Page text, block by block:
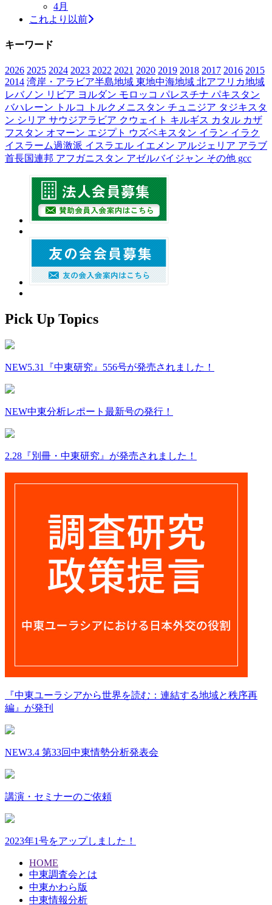
4月
これより以前
キーワード
2026 2025 2024 2023 2022 2021 2020 2019 2018 2017 2016 2015
2014 湾岸・アラビア半島地域 東地中海地域 北アフリカ地域
レバノン リビア ヨルダン モロッコ パレスチナ パキスタン
バハレーン
トルコ トルクメニスタン チュニジア タジキスタ
ン シリア サウジアラビア クウェイト キルギス カタル カザ
フスタン オマーン エジプト ウズベキスタン イラン イラク
イスラーム過激派 イスラエル イエメン アルジェリア アラブ
首長国連邦 アフガニスタン アゼルバイジャン その他 gcc
Pick Up Topics
NEW5.31『中東研究』556号が発売されました！
NEW中東分析レポート最新号の発行！
2.28『別冊・中東研究』が発売されました！
『中東ユーラシアから世界を読む：連結する地域と秩序再
編』が発刊
NEW3.4 第33回中東情勢分析発表会
講演・セミナーのご依頼
2023年1号をアップしました！
HOME
中東調査会とは
中東かわら版
中東情報分析